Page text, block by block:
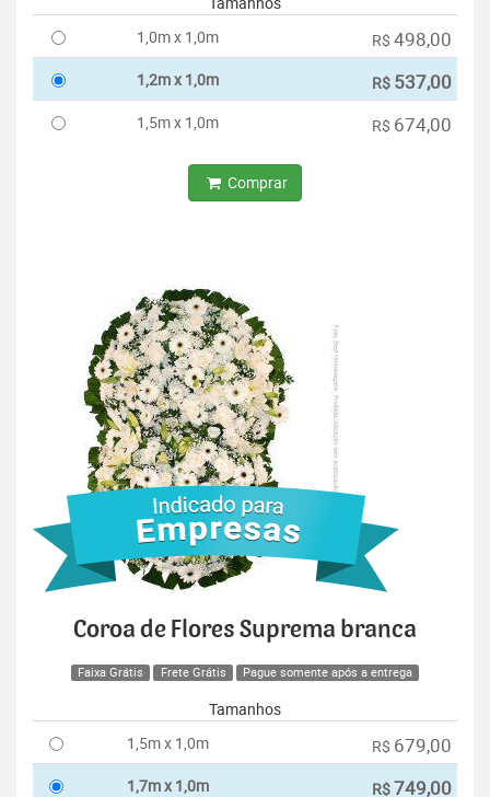
1,0m x 1,0m
R$ 498,00
1,2m x 1,0m R$ 537,00
1,5m x 1,0m R$ 674,00
Comprar
Coroa de Flores Suprema branca
Faixa Grátis Frete Grátis Pague somente após a entrega
Tamanhos
1,5m x 1,0m
R$ 679,00
1,7m x 1,0m R$749,00